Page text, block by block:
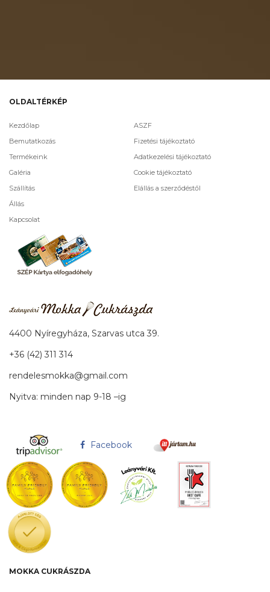
OLDALTÉRKÉP
Kezdőlap
Bemutatkozás
Termékeink
Galéria
Szállítás
Állás
Kapcsolat
ASZF
Fizetési tájékoztató
Adatkezelési tájékoztató
Cookie tájékoztató
Elállás a szerződéstől
4400 Nyíregyháza, Szarvas utca 39.
+36 (42) 311 314
rendelesmokka@gmail.com
Nyitva: minden nap 9-18 –ig
Facebook
MOKKA CUKRÁSZDA